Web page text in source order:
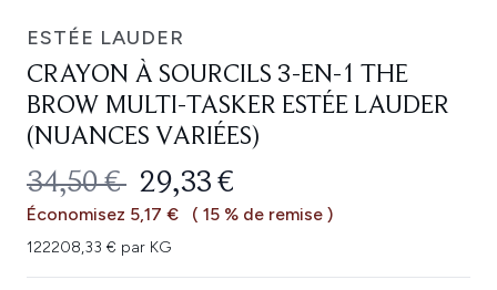
ESTÉE LAUDER
CRAYON À SOURCILS 3-EN-1 THE
BROW MULTI-TASKER ESTÉE LAUDER
(NUANCES VARIÉES)
PRIX DE VENTE :
34,50 € PRIX ​​ACTUEL :
29,33 €
Économisez 5,17 € ( 15 % de remise )
122208,33 € par KG